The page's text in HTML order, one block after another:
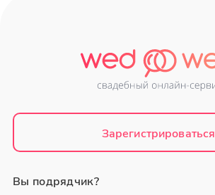
Зарегистрироваться
Вы подрядчик?